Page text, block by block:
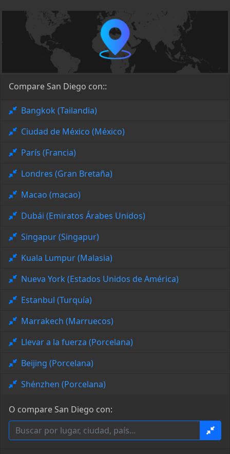
Compare San Diego con::
Bangkok (Tailandia)
Ciudad de México (México)
París (Francia)
Londres (Gran Bretaña)
Macao (macao)
Dubái (Emiratos Árabes Unidos)
Singapur (Singapur)
Kuala Lumpur (Malasia)
Nueva York (Estados Unidos de América)
Estanbul (Turquía)
Marrakech (Marruecos)
Llevar a la fuerza (Porcelana)
Beijing (Porcelana)
Shénzhen (Porcelana)
O compare San Diego con: